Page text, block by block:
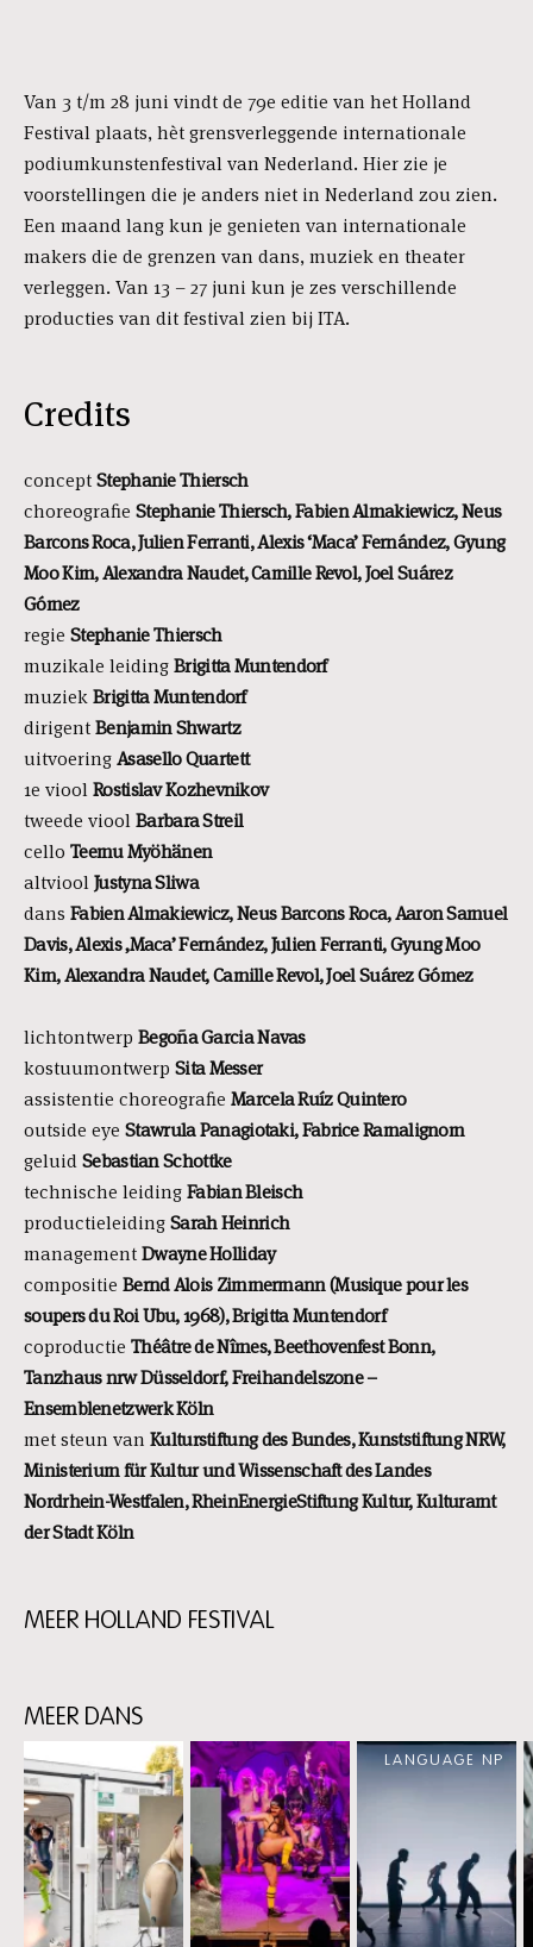
Van 3 t/m 28 juni vindt de 79e editie van het Holland
Festival plaats, hèt grensverleggende internationale
podiumkunstenfestival van Nederland. Hier zie je
voorstellingen die je anders niet in Nederland zou zien.
Een maand lang kun je genieten van internationale
makers die de grenzen van dans, muziek en theater
verleggen. Van 13 – 27 juni kun je zes verschillende
producties van dit festival zien bij ITA.
Credits
conceptStephanie Thiersch
choreografie Stephanie Thiersch, Fabien Almakiewicz, Neus
Barcons Roca, Julien Ferranti, Alexis ‘Maca’ Fernández, Gyung
Moo Kim, Alexandra Naudet, Camille Revol, Joel Suárez
Gómez
regie Stephanie Thiersch
muzikale leidingBrigitta Muntendorf
muziekBrigitta Muntendorf
dirigentBenjamin Shwartz
uitvoeringAsasello Quartett
1e vioolRostislav Kozhevnikov
tweede vioolBarbara Streil
cello Teemu Myöhänen
altvioolJustyna Sliwa
dans Fabien Almakiewicz, Neus Barcons Roca, Aaron Samuel
Davis, Alexis ‚Maca’ Fernández, Julien Ferranti, Gyung Moo
Kim, Alexandra Naudet, Camille Revol, Joel Suárez Gómez
lichtontwerp Begoña Garcia Navas
kostuumontwerp Sita Messer
assistentie choreografie Marcela Ruíz Quintero
outside eye Stawrula Panagiotaki, Fabrice Ramalignom
geluidSebastian Schottke
technische leidingFabian Bleisch
productieleidingSarah Heinrich
managementDwayne Holliday
compositie Bernd Alois Zimmermann (Musique pour les
soupers du Roi Ubu, 1968), Brigitta Muntendorf
coproductie Théâtre de Nîmes, Beethovenfest Bonn,
Tanzhaus nrw Düsseldorf, Freihandelszone –
Ensemblenetzwerk Köln
met steun van Kulturstiftung des Bundes, Kunststiftung NRW,
Ministerium für Kultur und Wissenschaft des Landes
Nordrhein-Westfalen, RheinEnergieStiftung Kultur, Kulturamt
der Stadt Köln
MEER HOLLAND FESTIVAL
HOLLAND
MEER DANS
content:
MEER
DANS
LANGUAGE NP